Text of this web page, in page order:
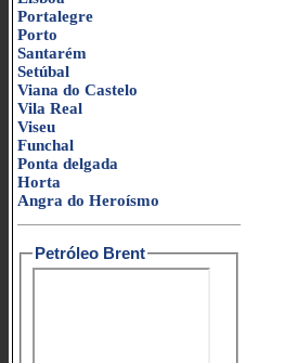
Portalegre
Porto
Santarém
Setúbal
Viana do Castelo
Vila Real
Viseu
Funchal
Ponta delgada
Horta
Angra do Heroísmo
Petróleo Brent